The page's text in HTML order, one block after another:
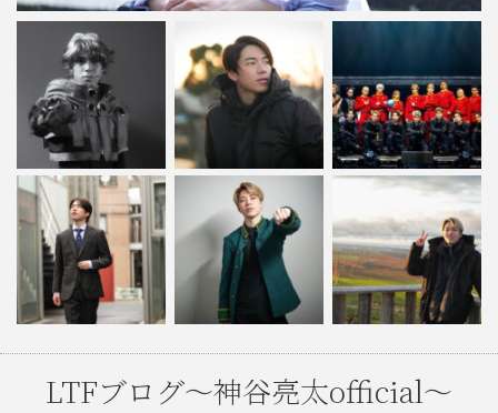
LTFブログ〜神谷亮太official〜